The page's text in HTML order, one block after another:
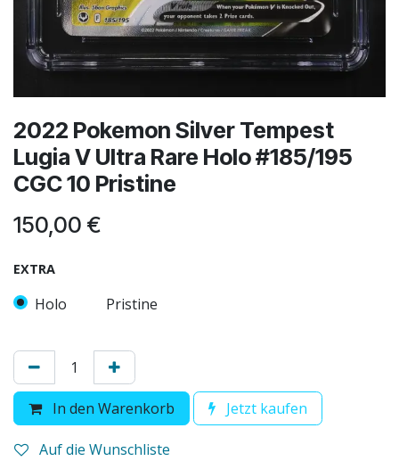
2022 Pokemon Silver Tempest
Lugia V Ultra Rare Holo #185/195
CGC 10 Pristine
150,00 €
EXTRA
Holo Pristine
In den Warenkorb Jetzt kaufen
Auf die Wunschliste